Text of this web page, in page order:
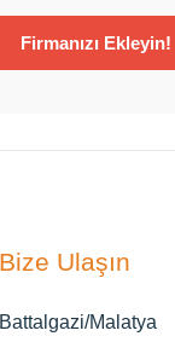
Firmanızı Ekleyin!
Bize Ulaşın
Battalgazi/Malatya